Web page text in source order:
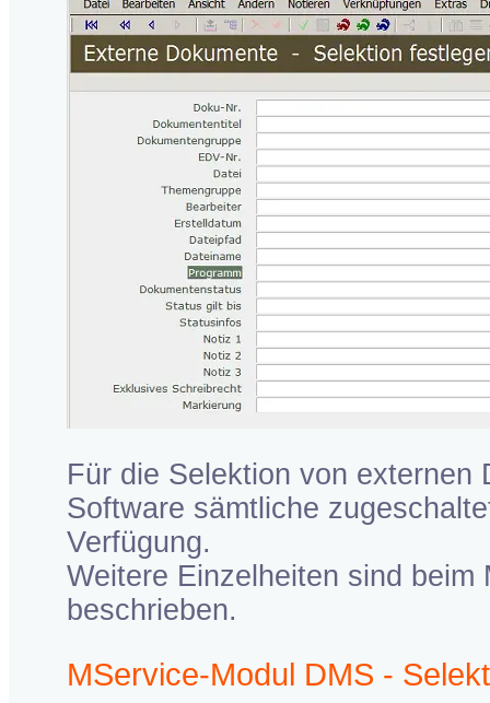
Für die Selektion von externen
Software sämtliche
Verfügung.
Weitere Einzelheiten sind beim
beschrieben.
MService-Modul DMS -